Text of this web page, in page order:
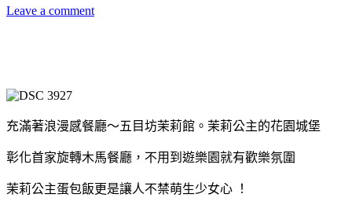
Leave a comment
充滿著浪漫感餐廳～五目坊茉莉館。茉莉公主的花園城堡
彰化首家旋轉木馬餐廳，不用到遊樂園就有歡樂氛圍
茉莉公主蛋包飯更是讓人不禁萌生少女心 ！